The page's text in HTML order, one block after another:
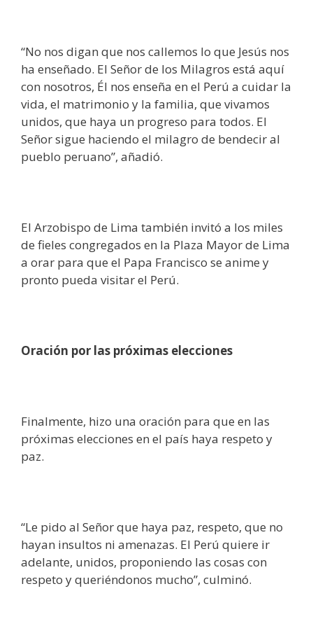
“No nos digan que nos callemos lo que Jesús nos
ha enseñado. El Señor de los Milagros está aquí
con nosotros, Él nos enseña en el Perú a cuidar la
vida, el matrimonio y la familia, que vivamos
unidos, que haya un progreso para todos. El
Señor sigue haciendo el milagro de bendecir al
pueblo peruano”, añadió.
El Arzobispo de Lima también invitó a los miles
de fieles congregados en la Plaza Mayor de Lima
a orar para que el Papa Francisco se anime y
pronto pueda visitar el Perú.
Oración por las próximas elecciones
Finalmente, hizo una oración para que en las
próximas elecciones en el país haya respeto y
paz.
“Le pido al Señor que haya paz, respeto, que no
hayan insultos ni amenazas. El Perú quiere ir
adelante, unidos, proponiendo las cosas con
respeto y queriéndonos mucho”, culminó.